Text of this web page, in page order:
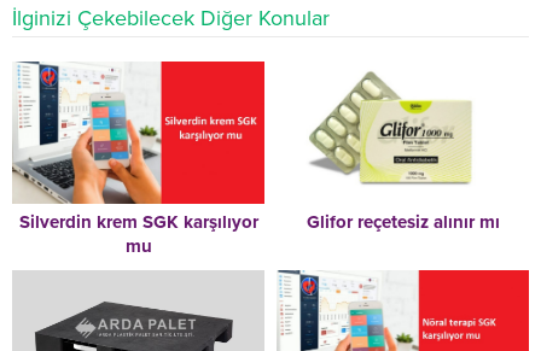
İlginizi Çekebilecek Diğer Konular
Silverdin krem SGK karşılıyor
mu
Glifor reçetesiz alınır mı